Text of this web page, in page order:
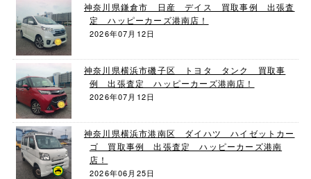
神奈川県鎌倉市 日産 デイス 買取事例 出張査
定 ハッピーカーズ港南店！
2026年07月12日
神奈川県横浜市磯子区 トヨタ タンク 買取事
例 出張査定 ハッピーカーズ港南店！
2026年07月12日
神奈川県横浜市港南区 ダイハツ ハイゼットカー
ゴ 買取事例 出張査定 ハッピーカーズ港南
店！
2026年06月25日